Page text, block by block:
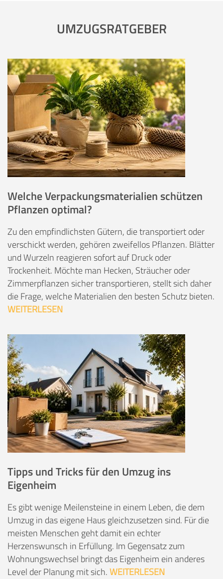
UMZUGSRATGEBER
Welche Verpackungsmaterialien schützen
Pflanzen optimal?
Zu den empfindlichsten Gütern, die transportiert oder
verschickt werden, gehören zweifellos Pflanzen. Blätter
und Wurzeln reagieren sofort auf Druck oder
Trockenheit. Möchte man Hecken, Sträucher oder
Zimmerpflanzen sicher transportieren, stellt sich daher
die Frage, welche Materialien den besten Schutz bieten.
WEITERLESEN
Tipps und Tricks für den Umzug ins
Eigenheim
Es gibt wenige Meilensteine in einem Leben, die dem
Umzug in das eigene Haus gleichzusetzen sind. Für die
meisten Menschen geht damit ein echter
Herzenswunsch in Erfüllung. Im Gegensatz zum
Wohnungswechsel bringt das Eigenheim ein anderes
Level der Planung mit sich.WEITERLESEN